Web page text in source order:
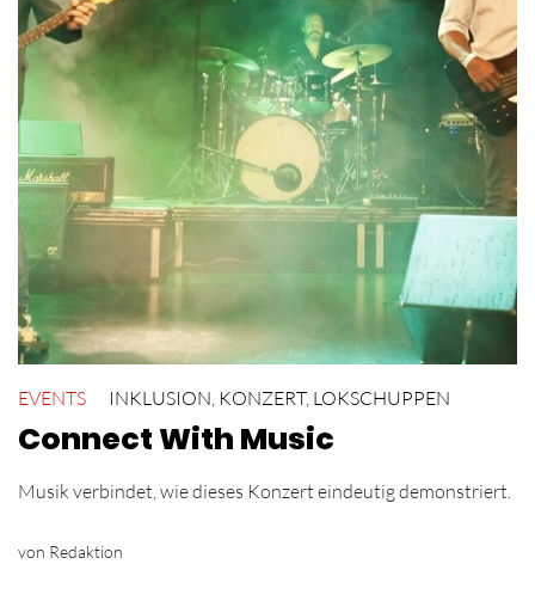
EVENTS INKLUSION KONZERT, LOKSCHUPPEN
Connect With Music
Musik verbindet, wie dieses Konzert eindeutig demonstriert.
von Redaktion